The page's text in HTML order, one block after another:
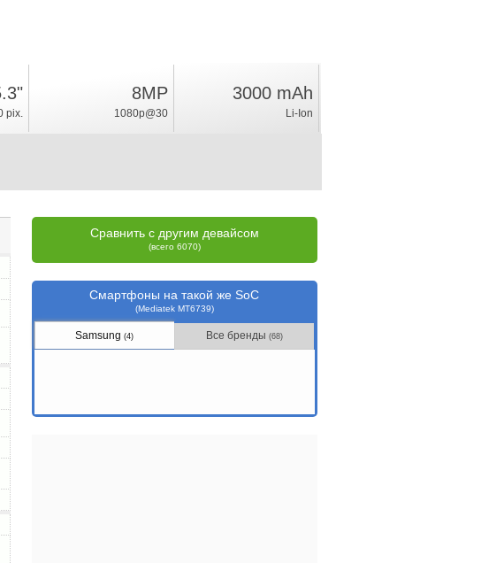
pix.
8MP
1080p@30
3000 mAh
Li-Ion
Сравнить с другим девайсом
(всего 6070)
Смартфоны на такой же SoC
(Mediatek MT6739)
Samsung(4) Все бренды (68)